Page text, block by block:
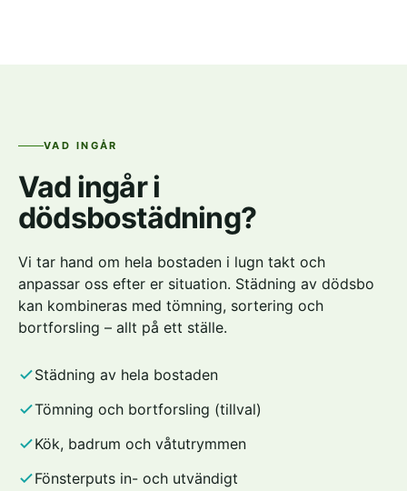
VAD INGÅR
Vad ingår i
dödsbostädning?
Vi tar hand om hela bostaden i lugn takt och
anpassar oss efter er situation. Städning av dödsbo
kan kombineras med tömning, sortering och
bortforsling – allt på ett ställe.
Städning av hela bostaden
Tömning och bortforsling (tillval)
Kök, badrum och våtutrymmen
Fönsterputs in- och utvändigt